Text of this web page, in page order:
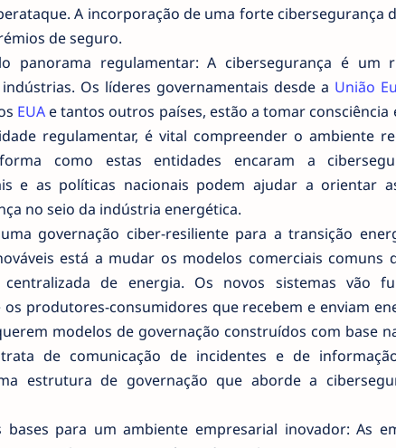
A incorporação de uma forte cibersegurança
de seguro.
panorama regulamentar: A cibersegurança é um
Os líderes governamentais desde a União
EUAe tantos outros países, estão a tomar consciência
regulamentar, é vital compreender o ambiente
como estas entidades encaram a
e as políticas nacionais podem ajudar a orientar
no seio da indústria energética.
uma governação ciber-resiliente para a transição
está a mudar os modelos comerciais
centralizada de energia. Os novos sistemas vão
produtores-consumidores que recebem e enviam
modelos de governação construídos com base
de comunicação de incidentes e de
estrutura de governação que aborde a
bases para um ambiente empresarial inovador: As